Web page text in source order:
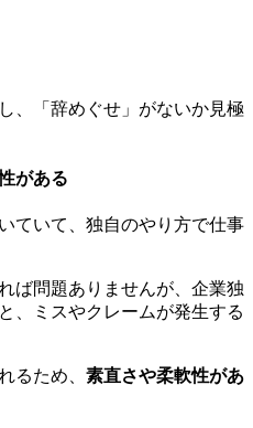
、「辞めぐせ」がないか見極
がある
ていて、独自のやり方で仕事
ば問題ありませんが、企業独
、ミスやクレームが発生する
るため、 素直さや柔軟性があ